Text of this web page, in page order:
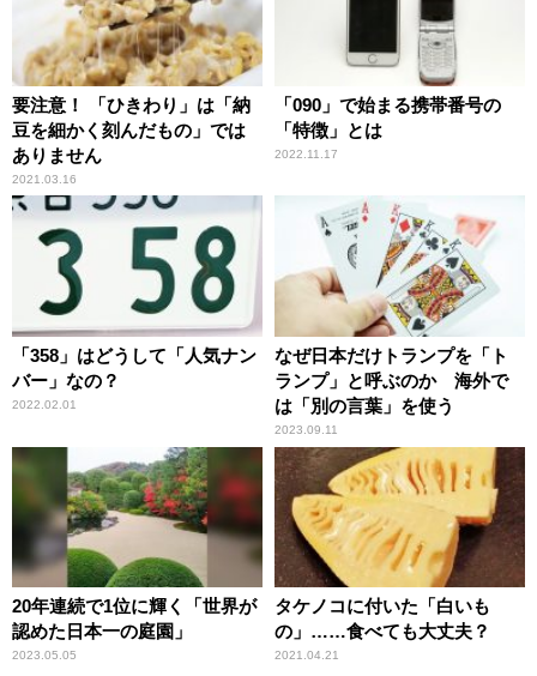
要注意！ 「ひきわり」は「納
豆を細かく刻んだもの」では
ありません
2021.03.16
「090」で始まる携帯番号の
「特徴」とは
2022.11.17
「358」はどうして「人気ナン
バー」なの？
2022.02.01
なぜ日本だけトランプを「ト
ランプ」と呼ぶのか 海外で
は「別の言葉」を使う
2023.09.11
20年連続で1位に輝く「世界が
認めた日本一の庭園」
2023.05.05
タケノコに付いた「白いも
の」……食べても大丈夫？
2021.04.21